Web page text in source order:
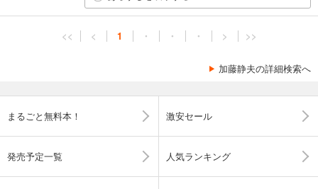
<< < 1 ・ ・ ・ > >>
加藤静夫の詳細検索へ
まるごと無料本！ 激安セール
発売予定一覧 人気ランキング